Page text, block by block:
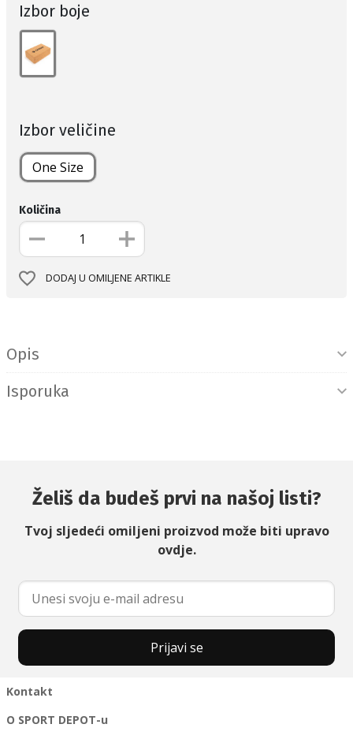
Izbor boje
Izbor veličine
One Size
Količina
DODAJ U OMILJENE ARTIKLE
Opis
Isporuka
Želiš da budeš prvi na našoj listi?
Tvoj sljedeći omiljeni proizvod može biti upravo
ovdje.
Prijavi se
Kontakt
O SPORT DEPOT-u